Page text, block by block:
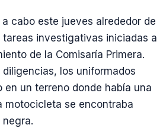
cabo este jueves alrededor de
tareas investigativas iniciadas a
de la Comisaría Primera.
diligencias, los uniformados
en un terreno donde había una
motocicleta se encontraba